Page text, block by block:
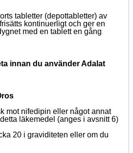
tabletter (depottabletter) av
kontinuerligt och ger en
med en tablett en gång
innan du använder Adalat
mot nifedipin eller något annat
läkemedel (anges i avsnitt 6)
20 i graviditeten eller om du